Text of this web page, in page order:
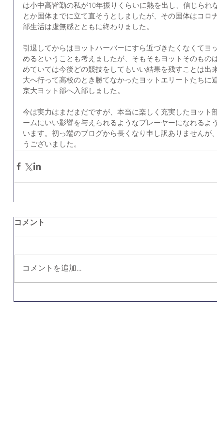
は小中高皆勤の私が10年振りくらいに熱を出し、信じられ
とか国体までに立て直そうとしましたが、その国体はコロ
部生活は虚無感とともに終わりました。
引退してからはヨットハーバーにすら近づきたくなくてヨ
めるということも考えましたが、そもそもヨットそのもの
めていては今後どの競技をしてもいい結果を残すことは出
大へ行って高校のとき勝てなかったヨットエリートたちに
京大ヨット部へ入部しました。
今は実力はまだまだですが、本当に楽しく充実したヨット
ームにいい影響を与えられるようなプレーヤーになれるよ
います。初っ端のブログから長くなり申し訳ありませんが
うございました。
コメント
コメントを追加…